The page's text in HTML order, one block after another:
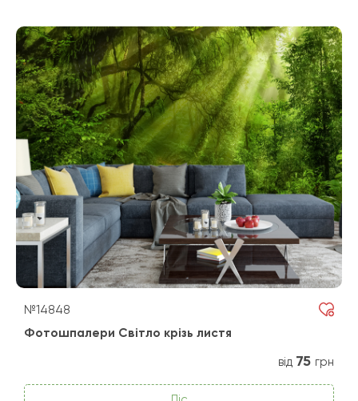
№14848
Фотошпалери Світло крізь листя
від 75 грн